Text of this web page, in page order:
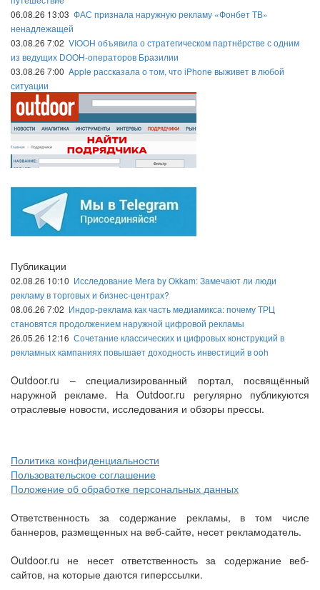
06.08.26 13:03 ФАС признала наружную рекламу «Фонбет ТВ»
ненадлежащей
03.08.26 7:02 VIOOH объявила о стратегическом партнёрстве с одним
из ведущих DOOH-операторов Бразилии
03.08.26 7:00 Apple рассказала о том, что iPhone выживет в любой
ситуации
Публикации
02.08.26 10:10 Исследование Mera by Okkam: Замечают ли люди
рекламу в торговых и бизнес-центрах?
08.06.26 7:02 Индор-реклама как часть медиамикса: почему ТРЦ
становятся продолжением наружной цифровой рекламы
26.05.26 12:16 Сочетание классических и цифровых конструкций в
рекламных кампаниях повышает доходность инвестиций в ooh
Outdoor.ru – специализированный портал, посвящённый
наружной рекламе. На Outdoor.ru регулярно публикуются
отраслевые новости, исследования и обзоры прессы.
Политика конфиденциальности
Пользовательское соглашение
Положение об обработке персональных данных
Ответственность за содержание рекламы, в том числе
баннеров, размещенных на веб-сайте, несет рекламодатель.
Outdoor.ru не несет ответственность за содержание веб-
сайтов, на которые даются гиперссылки.